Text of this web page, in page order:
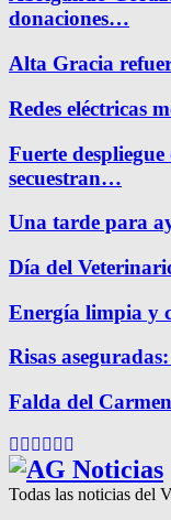
donaciones…
Alta Gracia
Redes eléctricas
Fuerte
secuestran…
Una tarde para
Día del
Energía limpia y
Risas
Falda del
Facebook
Twitter
Instagram
Pinterest
Google
Todas las noticias del